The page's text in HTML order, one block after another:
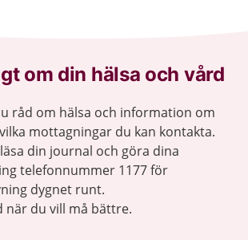
om din hälsa och vård
råd om hälsa och information om
mottagningar du kan kontakta.
din journal och göra dina
telefonnummer 1177 för
dygnet runt.
när du vill må bättre.